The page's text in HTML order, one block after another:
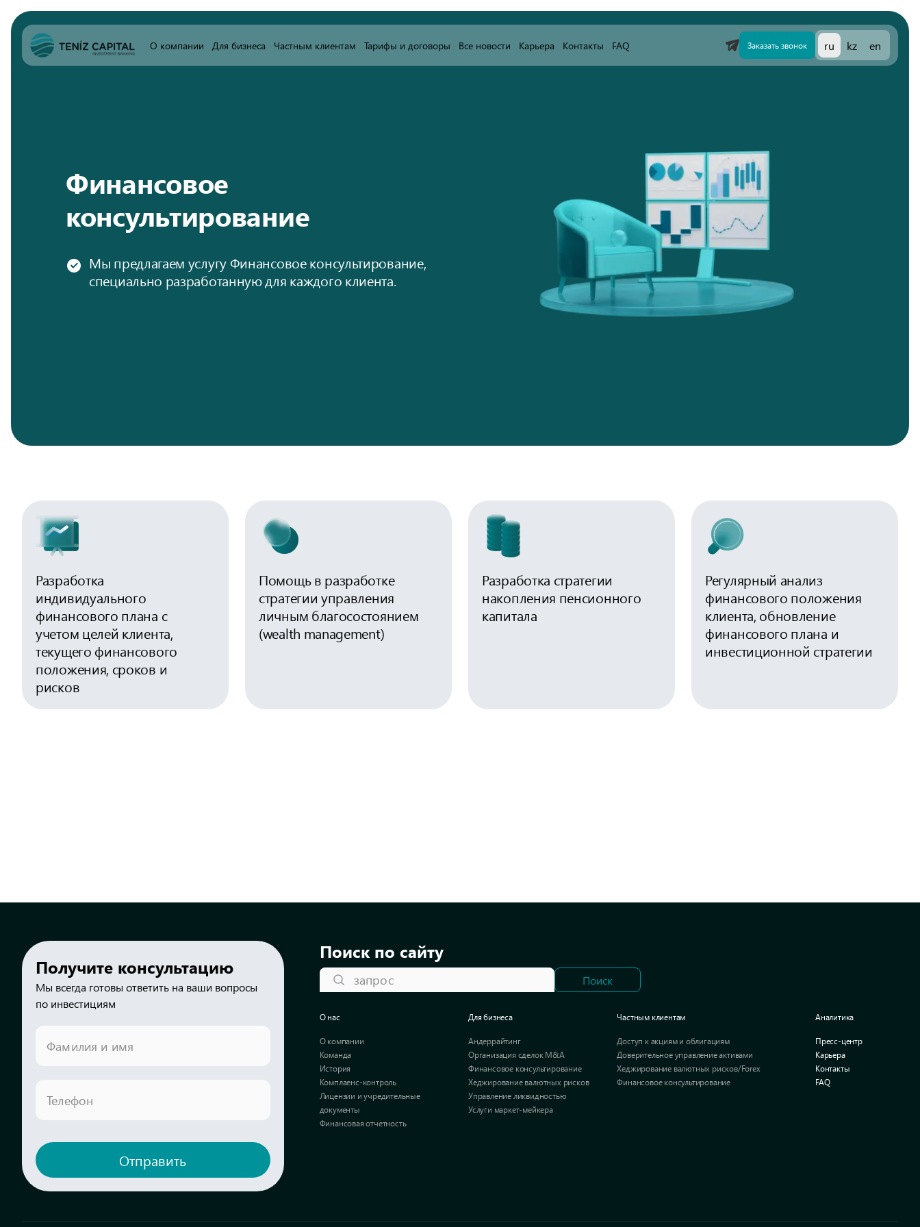
О компании Для бизнеса Частным клиентам Тарифы и договоры Все новости Карьера Контакты FAQ Заказать звонок ru kz en
Финансовое
консультирование
Мы предлагаем услугу Финансовое консультирование,
специально разработанную для каждого клиента.
Разработка
индивидуального
финансового плана с
учетом целей клиента,
текущего финансового
положения, сроков и
рисков
Помощь в разработке
стратегии управления
личным благосостоянием
(wealth management)
Разработка стратегии
накопления пенсионного
капитала
Регулярный анализ
финансового положения
клиента, обновление
финансового плана и
инвестиционной стратегии
Получите консультацию
Мы всегда готовы ответить на ваши вопросы
по инвестициям
Фамилия и имя
Телефон
Отправить
Поиск по сайту
запрос Поиск
О нас
О компании
Команда
История
Комплаенс-контроль
Лицензии и учредительные
документы
Финансовая отчетность
Для бизнеса
Андеррайтинг
Организация сделок M&A​
Финансовое консультирование
Хеджирование валютных рисков
Управление ликвидностью
Услуги маркет-мейкера
Частным клиентам
Доступ к акциям и облигациям
Доверительное управление активами
Хеджирование валютных рисков/Forex
Финансовое консультирование
Аналитика
Пресс-центр
Карьера
Контакты
FAQ